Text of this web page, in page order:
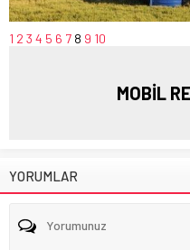
1 2 3 4 5 6 7 8 9 10
MOBİL
YORUMLAR